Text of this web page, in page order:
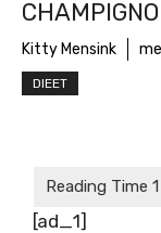
Kitty Mensink
DIEET
[ad_1]